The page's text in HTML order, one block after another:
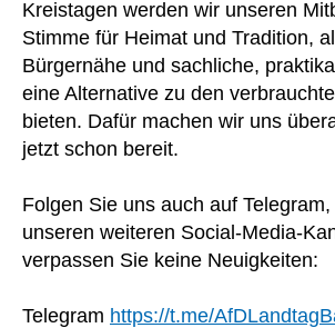
Kreistagen werden wir unseren
Stimme für Heimat und Tradition,
Bürgernähe und sachliche,
eine Alternative zu den
bieten. Dafür machen wir uns
jetzt schon bereit.
Folgen Sie uns auch auf
unseren weiteren Social-Media-
verpassen Sie keine Neuigkeiten:
Telegram https://t.me/